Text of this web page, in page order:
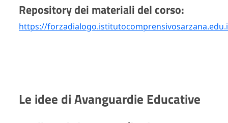
Repository dei materiali del corso:
https://
Le idee di Avanguardie Educative